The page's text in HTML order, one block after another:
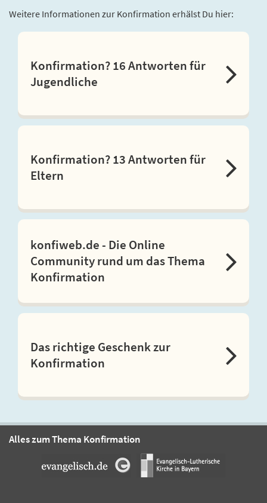
Weitere Informationen zur Konfirmation erhälst Du hier:
Konfirmation? 16 Antworten für
Jugendliche
Konfirmation? 13 Antworten für
Eltern
konfiweb.de - Die Online
Community rund um das Thema
Konfirmation
Das richtige Geschenk zur
Konfirmation
Alles zum Thema Konfirmation